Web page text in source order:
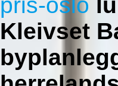
Kleivset